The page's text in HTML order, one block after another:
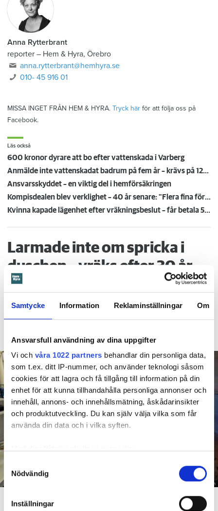
Samtycke Information Reklaminställningar Om
Ansvarsfull användning av dina uppgifter
Vi och våra 1022 partners behandlar din personliga data,
som t.ex. ditt IP-nummer, och använder teknologi såsom
cookies för att lagra och få tillgång till information på din
enhet för att kunna tillhandahålla personliga annonser och
innehåll, annons- och innehållsmätning, åskådarinsikter
och produktutveckling. Du kan själv välja vilka som får
använda din data och i vilka syften.
som kan ha en noggrannhet på upp till flera meter
Nödvändig
Inställningar
Anna Rytterbrant
reporter – Hem & Hyra, Örebro
anna.rytterbrant@hemhyra.se
010- 45 916 01
MISSA INGET FRÅN HEM & HYRA. Tryck här för att följa oss på
Facebook.
Läs också
600 kronor dyrare att bo efter vattenskada i Varberg
Anmälde inte vattenskadat badrum på fem år – krävs på 125 000 kronor
Ansvarsskyddet – en viktig del i hemförsäkringen
Kompisdealen blev verklighet – 40 år senare: "Flera fina fördelar med att dela bostad"
Kvinna kapade lägenhet efter vräkningsbeslut – får betala 50 000
Larmade inte om spricka i
duschen – vräks efter 30 år
4 AUGUSTI
duschen som medförde en omfattande vattenskada. Nu
längre tid på sig att flytta efter att domen överklagats.
Foto: Hyresnämnden
röda markeringarna) och orsakat rötskador i syllen.